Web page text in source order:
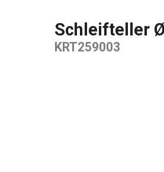
Schleifteller
KRT259003